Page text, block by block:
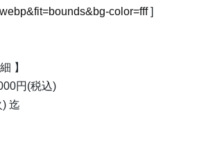
color=fff]
】
円(税込)
迄